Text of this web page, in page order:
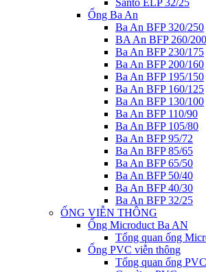
Santo ELP 32/25
Ống Ba An
Ba An BFP 320/250
BA An BFP 260/200
Ba An BFP 230/175
Ba An BFP 200/160
Ba An BFP 195/150
Ba An BFP 160/125
Ba An BFP 130/100
Ba An BFP 110/90
Ba An BFP 105/80
Ba An BFP 95/72
Ba An BFP 85/65
Ba An BFP 65/50
Ba An BFP 50/40
Ba An BFP 40/30
Ba An BFP 32/25
ỐNG VIỄN THÔNG
Ống Microduct Ba AN
Tổng quan ống
Ống PVC viễn thông
Tổng quan ống